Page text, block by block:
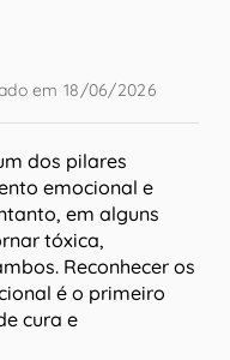
em 18/06/2026
dos pilares
emocional e
em alguns
tóxica,
Reconhecer os
é o primeiro
cura e